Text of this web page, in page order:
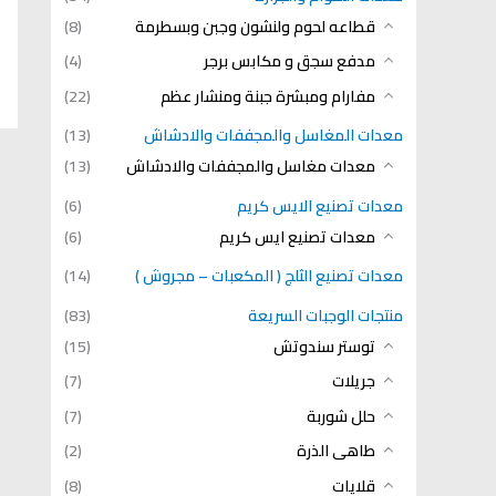
قطاعه لحوم ولنشون وجبن وبسطرمة
(8)
مدفع سجق و مكابس برجر
(4)
مفارام ومبشرة جبنة ومنشار عظم
(22)
معدات المغاسل والمجففات والادشاش
(13)
معدات مغاسل والمجففات والادشاش
(13)
معدات تصنيع الايس كريم
(6)
معدات تصنيع ايس كريم
(6)
معدات تصنيع الثلج ( المكعبات – مجروش )
(14)
منتجات الوجبات السريعة
(83)
توستر سندوتش
(15)
جريلات
(7)
حلل شوربة
(7)
طاهى الذرة
(2)
قلايات
(8)